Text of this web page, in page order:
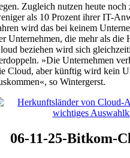
Zugleich nutzen heute noch
als 10 Prozent ihrer IT-
wird das bei keinem
Unternehmen, die mehr als
beziehen wird sich
»Die Unternehmen
Cloud, aber künftig wird kein
so Wintergerst.
06-11-25-Bitkom-